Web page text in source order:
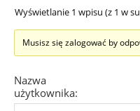
Wyświetlanie 1 wpisu (z 1 w
Musisz się zalogować by
Nazwa
użytkownika: